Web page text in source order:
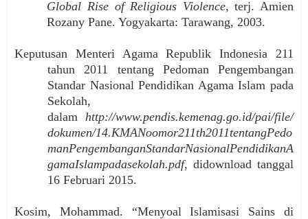
Global Rise of Religious Violence, terj. Amien
Rozany Pane. Yogyakarta: Tarawang, 2003.
Keputusan Menteri Agama Republik Indonesia 211
tahun 2011 tentang Pedoman Pengembangan
Standar Nasional Pendidikan Agama Islam pada
Sekolah,
dalam http://www.pendis.kemenag.go.id/pai/file/
dokumen/14.KMANoomor211th2011tentangPedo
manPengembanganStandarNasionalPendidikanA
gamaIslampadasekolah.pdf, didownload tanggal
16 Februari 2015.
Kosim, Mohammad. “Menyoal Islamisasi Sains di